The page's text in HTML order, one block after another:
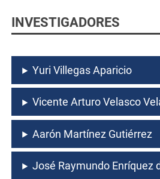
INVESTIGADORES
Yuri Villegas Aparicio
Vicente Arturo Velasco
Aarón Martínez Gutiérrez
José Raymundo Enríquez